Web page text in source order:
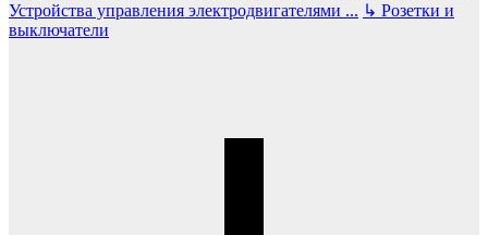
Устройства управления электродвигателями ... ↳ Розетки и
выключатели